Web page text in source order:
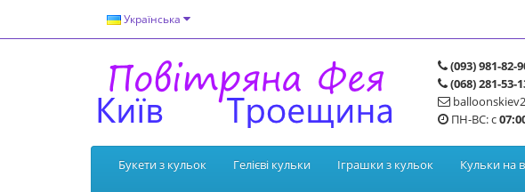
Українська
(093) 981-82-
(068) 281-53-
ПН-ВС: с
Букети з кульок Гелієві кульки Іграшки з кульок Кульки на